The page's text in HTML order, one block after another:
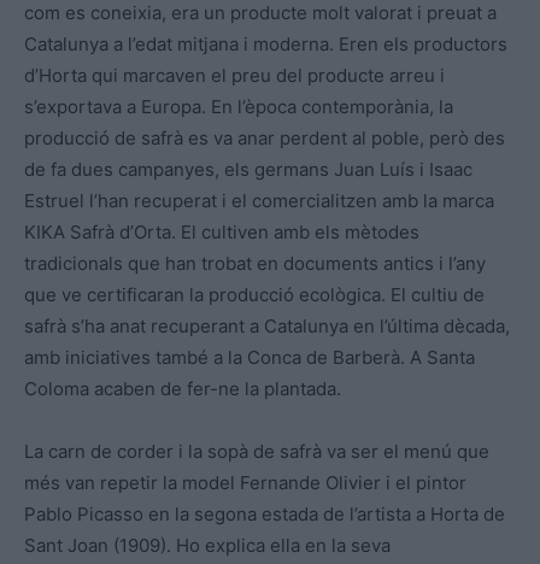
com es coneixia, era un producte molt valorat i preuat a
Catalunya a l’edat mitjana i moderna. Eren els productors
d’Horta qui marcaven el preu del producte arreu i
s’exportava a Europa. En l’època contemporània, la
producció de safrà es va anar perdent al poble, però des
de fa dues campanyes, els germans Juan Luís i Isaac
Estruel l’han recuperat i el comercialitzen amb la marca
KIKA Safrà d’Orta. El cultiven amb els mètodes
tradicionals que han trobat en documents antics i l’any
que ve certificaran la producció ecològica. El cultiu de
safrà s’ha anat recuperant a Catalunya en l’última dècada,
amb iniciatives també a la Conca de Barberà. A Santa
Coloma acaben de fer-ne la plantada.
La carn de corder i la sopà de safrà va ser el menú que
més van repetir la model Fernande Olivier i el pintor
Pablo Picasso en la segona estada de l’artista a Horta de
Sant Joan (1909). Ho explica ella en la seva